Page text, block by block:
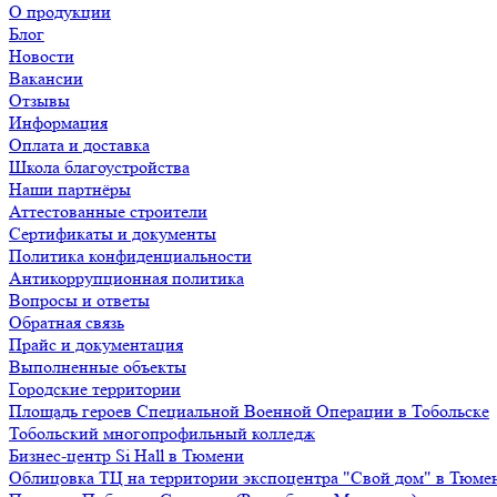
О продукции
Блог
Новости
Вакансии
Отзывы
Информация
Оплата и доставка
Школа благоустройства
Наши партнёры
Аттестованные строители
Сертификаты и документы
Политика конфиденциальности
Антикоррупционная политика
Вопросы и ответы
Обратная связь
Прайс и документация
Выполненные объекты
Городские территории
Площадь героев Специальной Военной Операции в Тобольске
Тобольский многопрофильный колледж
Бизнес-центр Si Hall в Тюмени
Облицовка ТЦ на территории экспоцентра "Свой дом" в